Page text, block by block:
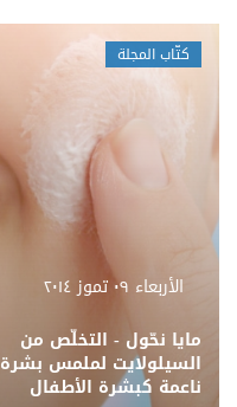
كتّاب المجلة
الأربعاء ٠٩ تموز ٢٠١٤
مايا نحّول - التخلّص من
السيلولايت لملمس بشرة
ناعمة كبشرة الأطفال